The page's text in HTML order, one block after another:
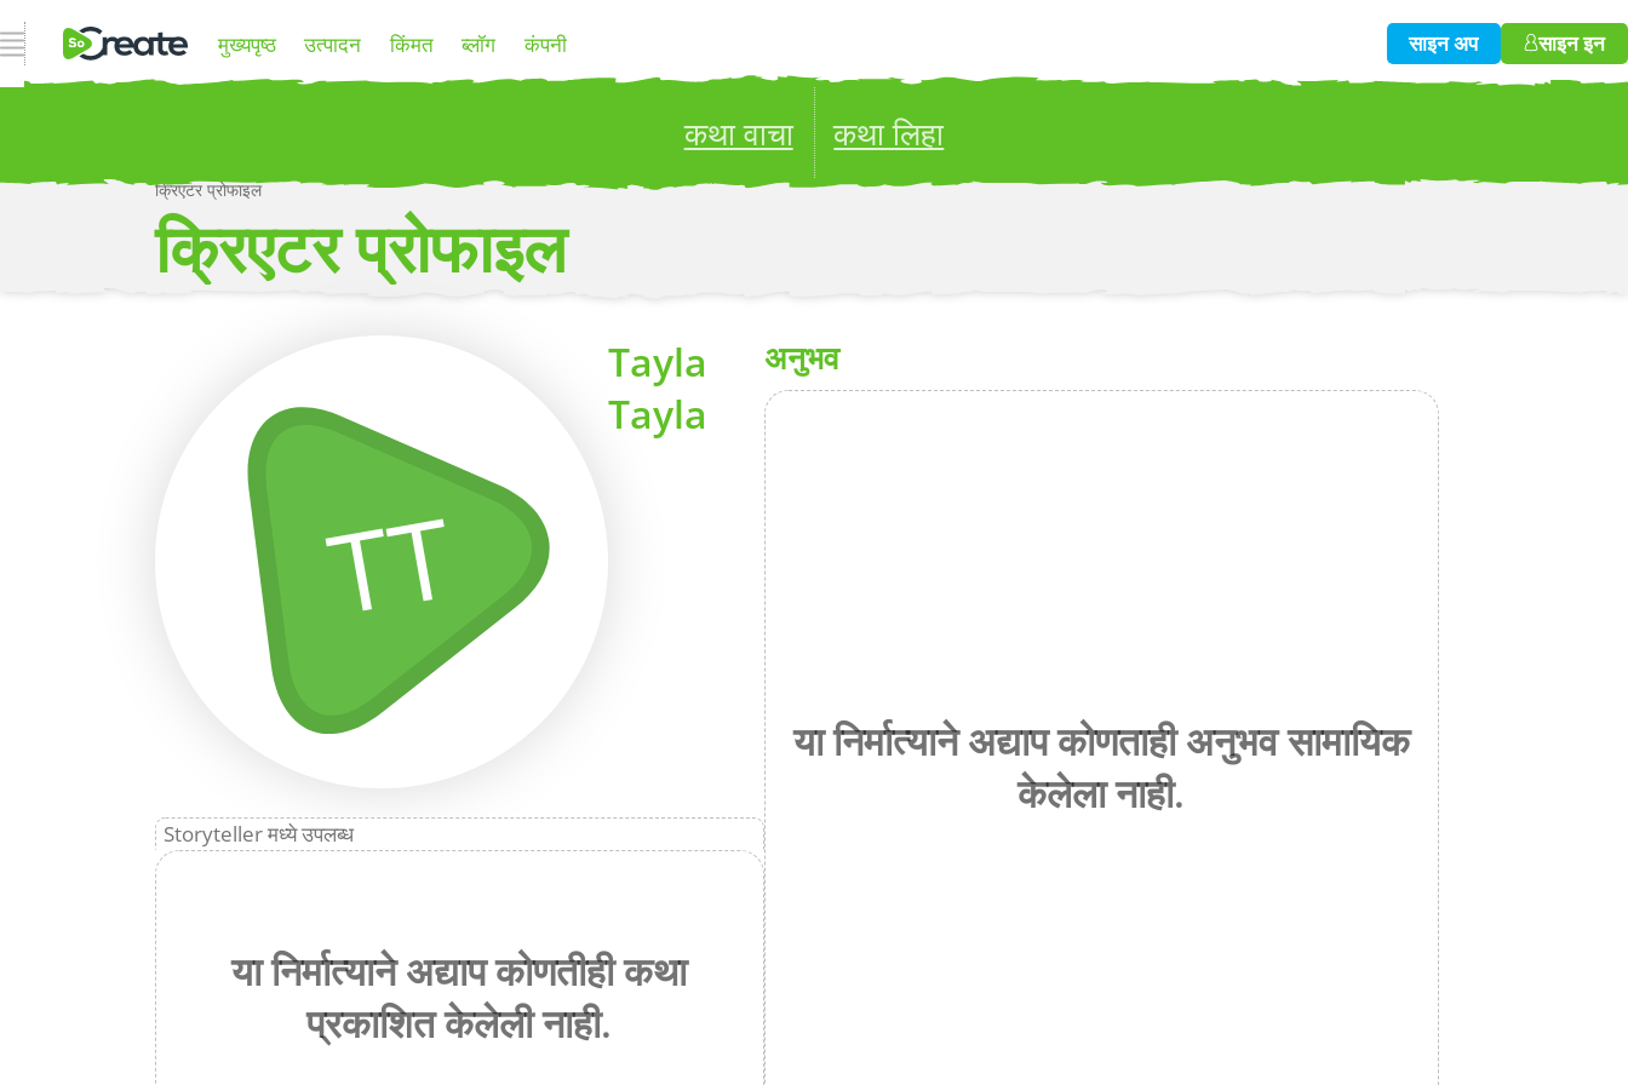
ओपन नेव्हिगेशन मुख्यपृष्ठ उत्पादन किंमत ब्लॉग कंपनी साइन अप साइन इन
कथा वाचा कथा लिहा
क्रिएटर प्रोफाइल
क्रिएटर प्रोफाइल
TT
Tayla
Tayla
Storyteller मध्ये उपलब्ध
या निर्मात्याने अद्याप कोणतीही कथा
प्रकाशित केलेली नाही.
अनुभव
या निर्मात्याने अद्याप कोणताही अनुभव सामायिक
केलेला नाही.